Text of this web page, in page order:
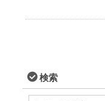
検索